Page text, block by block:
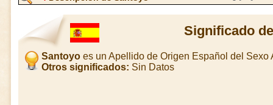
Significado
Santoyo es un Apellido de Origen Español del Sexo
Otros significados: Sin Datos